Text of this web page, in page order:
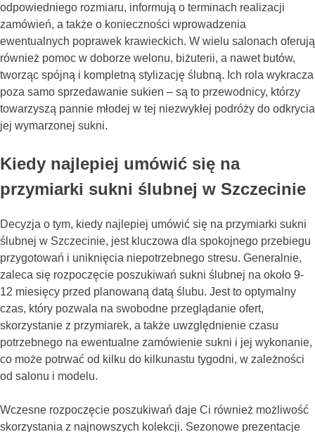
odpowiedniego rozmiaru, informują o terminach realizacji
zamówień, a także o konieczności wprowadzenia
ewentualnych poprawek krawieckich. W wielu salonach oferują
również pomoc w doborze welonu, biżuterii, a nawet butów,
tworząc spójną i kompletną stylizację ślubną. Ich rola wykracza
poza samo sprzedawanie sukien – są to przewodnicy, którzy
towarzyszą pannie młodej w tej niezwykłej podróży do odkrycia
jej wymarzonej sukni.
Kiedy najlepiej umówić się na
przymiarki sukni ślubnej w Szczecinie
Decyzja o tym, kiedy najlepiej umówić się na przymiarki sukni
ślubnej w Szczecinie, jest kluczowa dla spokojnego przebiegu
przygotowań i uniknięcia niepotrzebnego stresu. Generalnie,
zaleca się rozpoczęcie poszukiwań sukni ślubnej na około 9-
12 miesięcy przed planowaną datą ślubu. Jest to optymalny
czas, który pozwala na swobodne przeglądanie ofert,
skorzystanie z przymiarek, a także uwzględnienie czasu
potrzebnego na ewentualne zamówienie sukni i jej wykonanie,
co może potrwać od kilku do kilkunastu tygodni, w zależności
od salonu i modelu.
Wczesne rozpoczęcie poszukiwań daje Ci również możliwość
skorzystania z najnowszych kolekcji. Sezonowe prezentacje